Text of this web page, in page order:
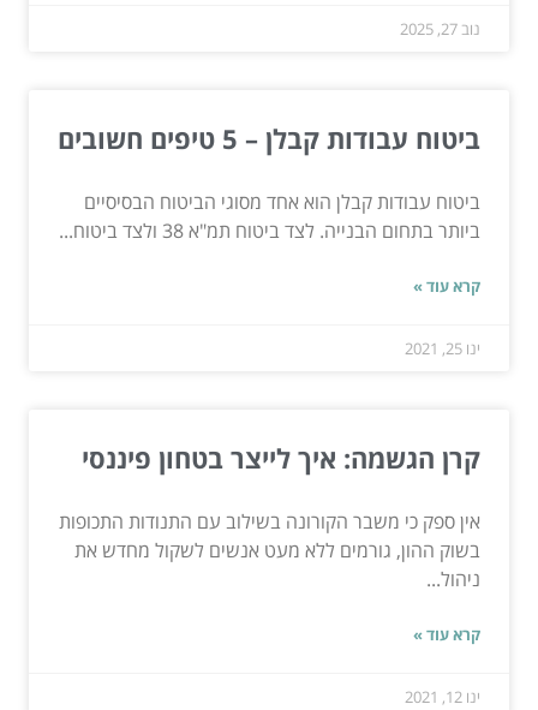
נוב 27, 2025
ביטוח עבודות קבלן – 5 טיפים חשובים
ביטוח עבודות קבלן הוא אחד מסוגי הביטוח הבסיסיים
ביותר בתחום הבנייה. לצד ביטוח תמ"א 38 ולצד ביטוח...
קרא עוד »
ינו 25, 2021
קרן הגשמה: איך לייצר בטחון פיננסי
אין ספק כי משבר הקורונה בשילוב עם התנודות התכופות
בשוק ההון, גורמים ללא מעט אנשים לשקול מחדש את
ניהול...
קרא עוד »
ינו 12, 2021